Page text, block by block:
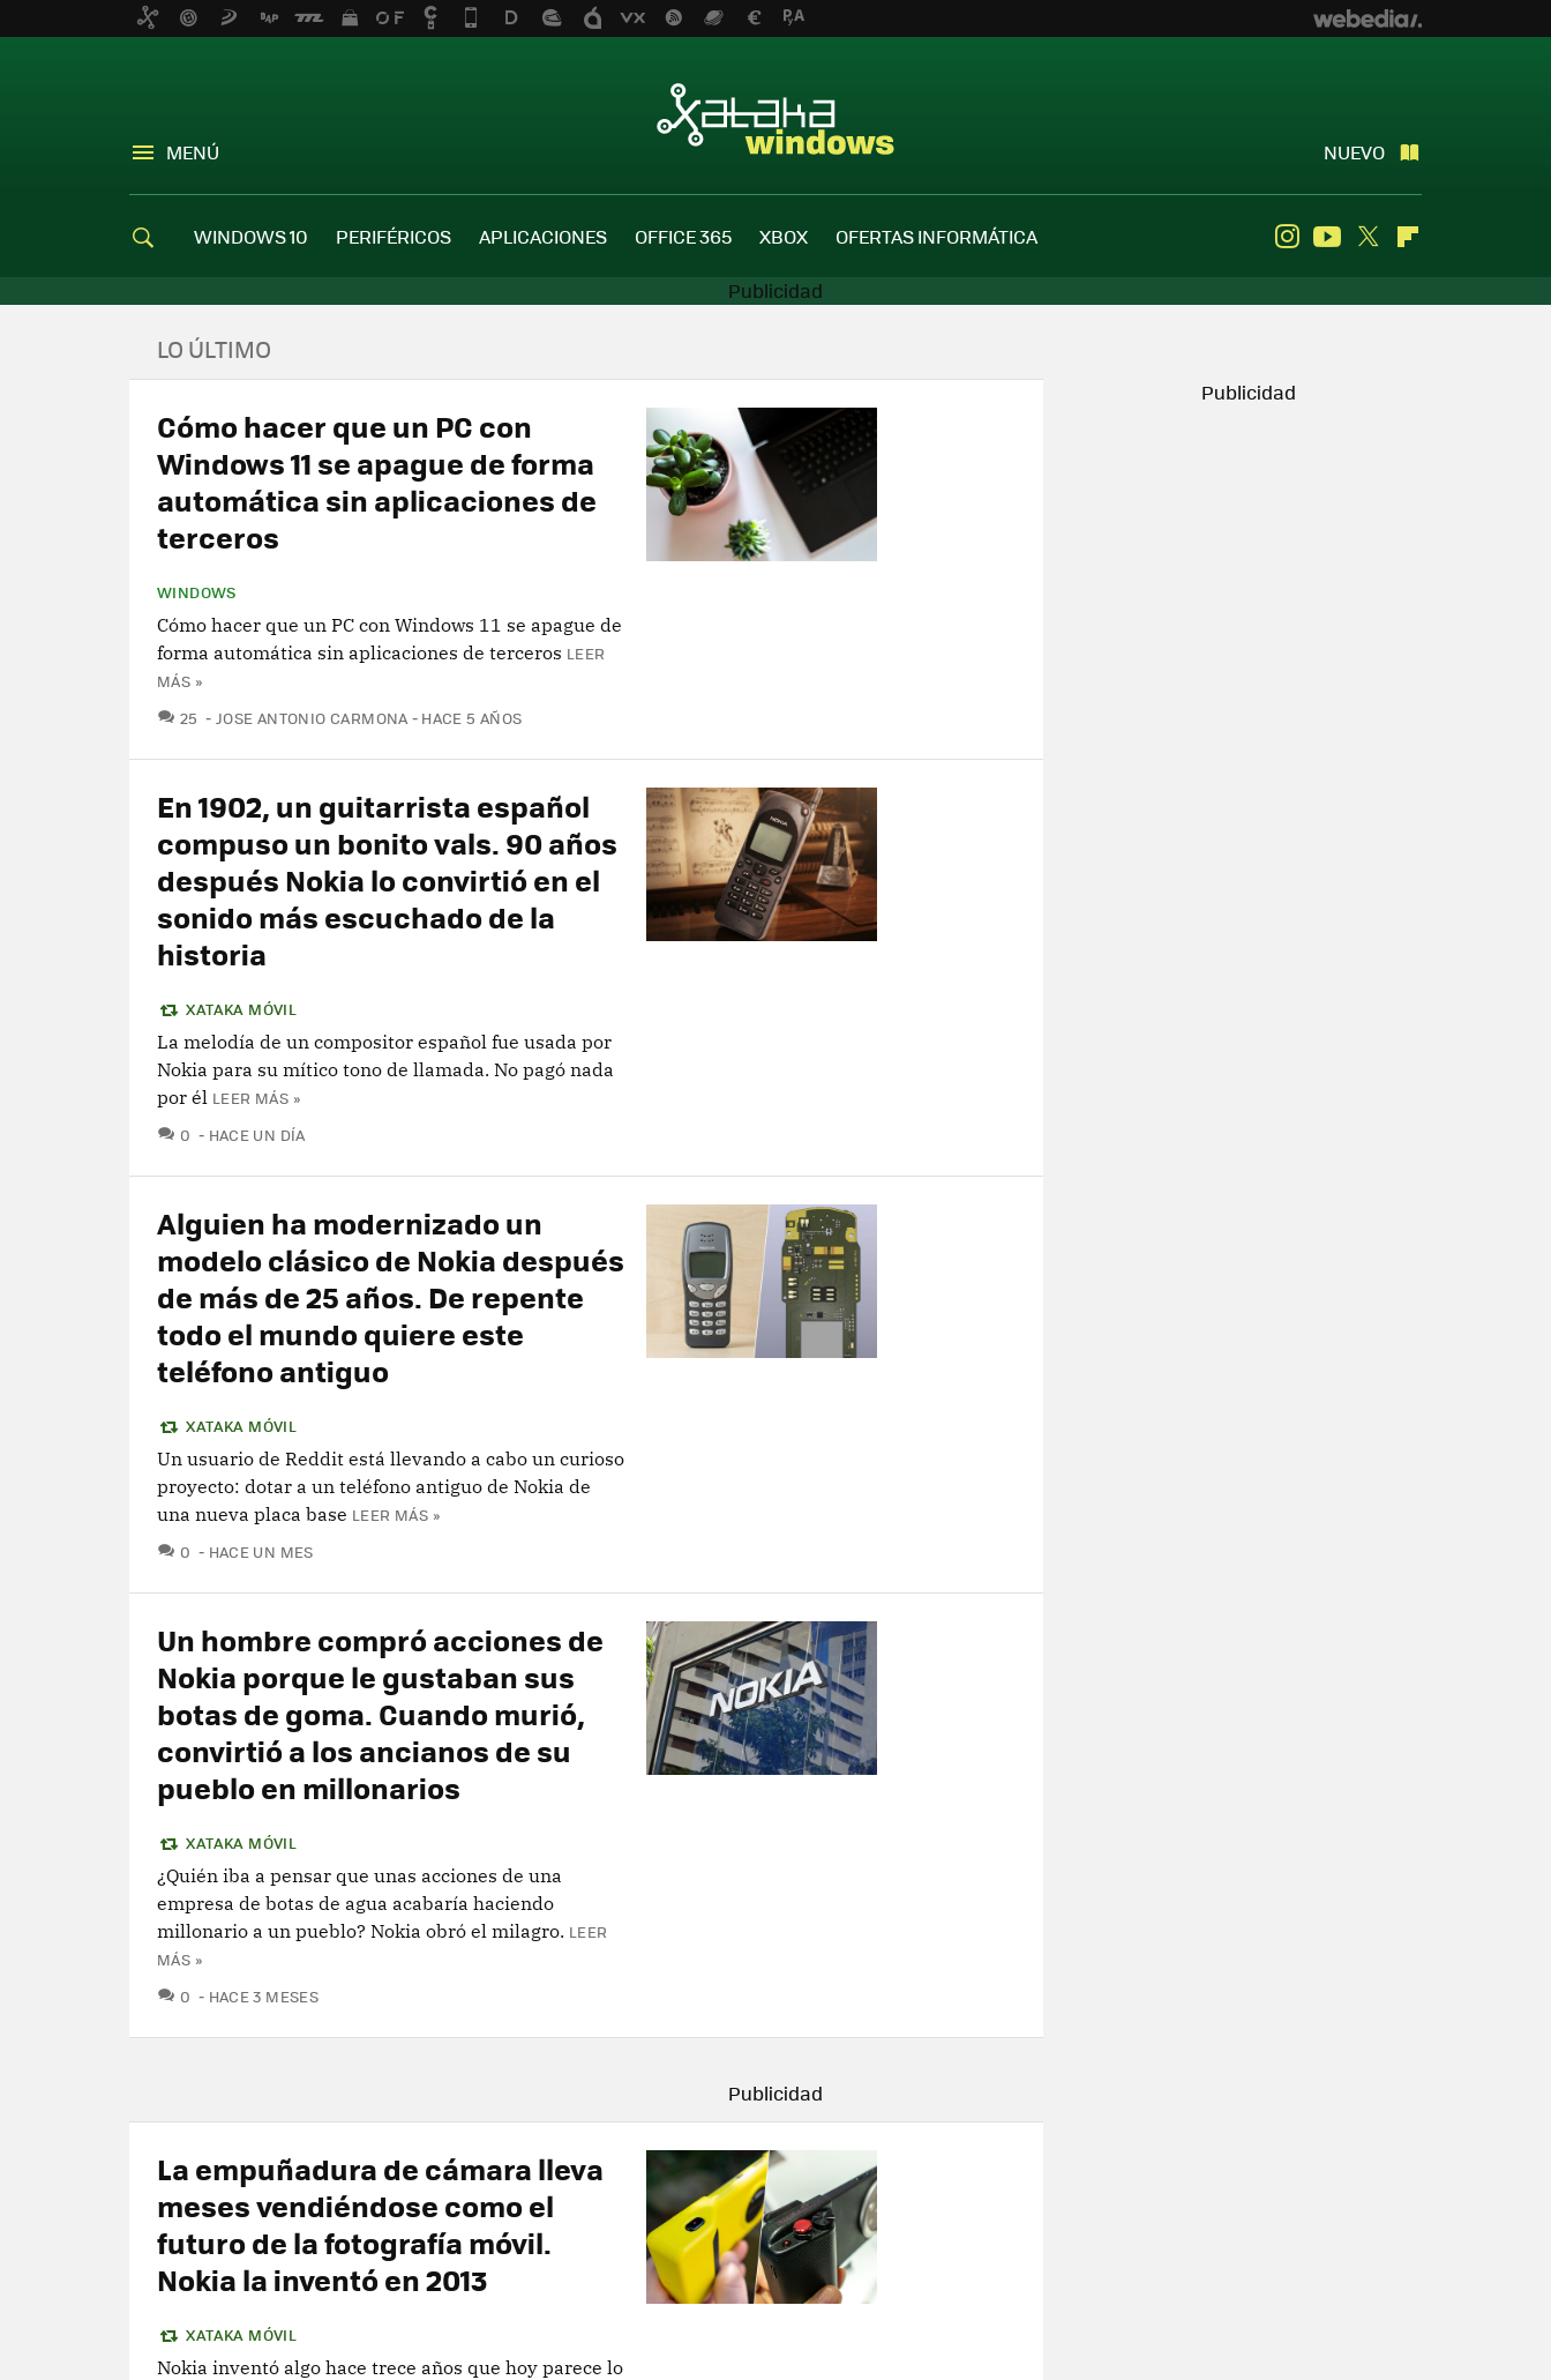
MENÚ NUEVO
WINDOWS 10 PERIFÉRICOS APLICACIONES OFFICE 365 XBOX OFERTAS INFORMÁTICA InstagramYoutube
Twitter
LO ÚLTIMO
Cómo hacer que un PC con
Windows 11 se apague de forma
automática sin aplicaciones de
terceros
WINDOWS
Cómo hacer que un PC con Windows 11 se apague de
forma automática sin aplicaciones de terceros LEER
MÁS »
25 COMENTARIOS
JOSE ANTONIO CARMONA HACE 5 AÑOS
En 1902, un guitarrista español
compuso un bonito vals. 90 años
después Nokia lo convirtió en el
sonido más escuchado de la
historia
XATAKA MÓVIL
La melodía de un compositor español fue usada por
Nokia para su mítico tono de llamada. No pagó nada
por él LEER MÁS »
0 COMENTARIOS
HACE UN DÍA
Alguien ha modernizado un
modelo clásico de Nokia después
de más de 25 años. De repente
todo el mundo quiere este
teléfono antiguo
XATAKA MÓVIL
Un usuario de Reddit está llevando a cabo un curioso
proyecto: dotar a un teléfono antiguo de Nokia de
una nueva placa base LEER MÁS »
0 COMENTARIOS
HACE UN MES
Un hombre compró acciones de
Nokia porque le gustaban sus
botas de goma. Cuando murió,
convirtió a los ancianos de su
pueblo en millonarios
XATAKA MÓVIL
¿Quién iba a pensar que unas acciones de una
empresa de botas de agua acabaría haciendo
millonario a un pueblo? Nokia obró el milagro. LEER
MÁS »
0 COMENTARIOS
HACE 3 MESES
La empuñadura de cámara lleva
meses vendiéndose como el
futuro de la fotografía móvil.
Nokia la inventó en 2013
XATAKA MÓVIL
Nokia inventó algo hace trece años que hoy parece lo